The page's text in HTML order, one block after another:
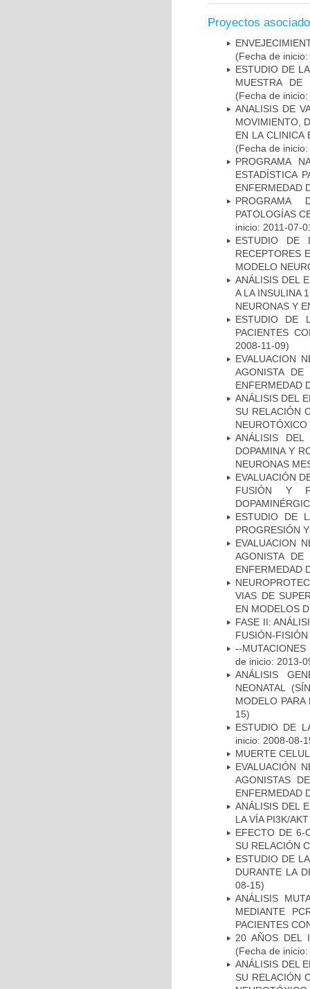
Proyectos
(Fecha de
ESTUDIO DE
MUESTRA DE
(Fecha de
ANALISIS DE
MOVIMIENTO,
EN LA CLINICA
(Fecha de
PROGRAMA
ESTADÍSTICA
ENFERMEDAD
PROGRAMA
PATOLOGÍAS
inicio: 2011-07-
ESTUDIO DE
RECEPTORES
MODELO
ANÁLISIS DEL
A LA INSULINA
NEURONAS Y
ESTUDIO DE
PACIENTES
2008-11-09)
EVALUACION
AGONISTA
ENFERMEDAD
ANÁLISIS DEL
SU RELACIÓN
NEUROTÓXICO
ANÁLISIS
DOPAMINA Y
NEURONAS
EVALUACIÓN
FUSIÓN Y
ESTUDIO DE
PROGRESIÓN
EVALUACION
AGONISTA
ENFERMEDAD
VIAS DE
EN MODELOS
FASE II:
FUSIÓN-
--
de inicio: 2013-
ANÁLISIS
NEONATAL
MODELO
15)
ESTUDIO DE
inicio: 2008-08-
MUERTE
EVALUACIÓN
AGONISTAS
ENFERMEDAD
ANÁLISIS DEL
LA VÍA PI3K/
EFECTO DE 6-
SU RELACIÓN
ESTUDIO DE
DURANTE LA
08-15)
ANÁLISIS
MEDIANTE
PACIENTES
20 AÑOS DEL
(Fecha de
ANÁLISIS DEL
SU RELACIÓN